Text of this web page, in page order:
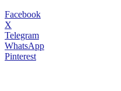
Facebook
X
Telegram
WhatsApp
Pinterest